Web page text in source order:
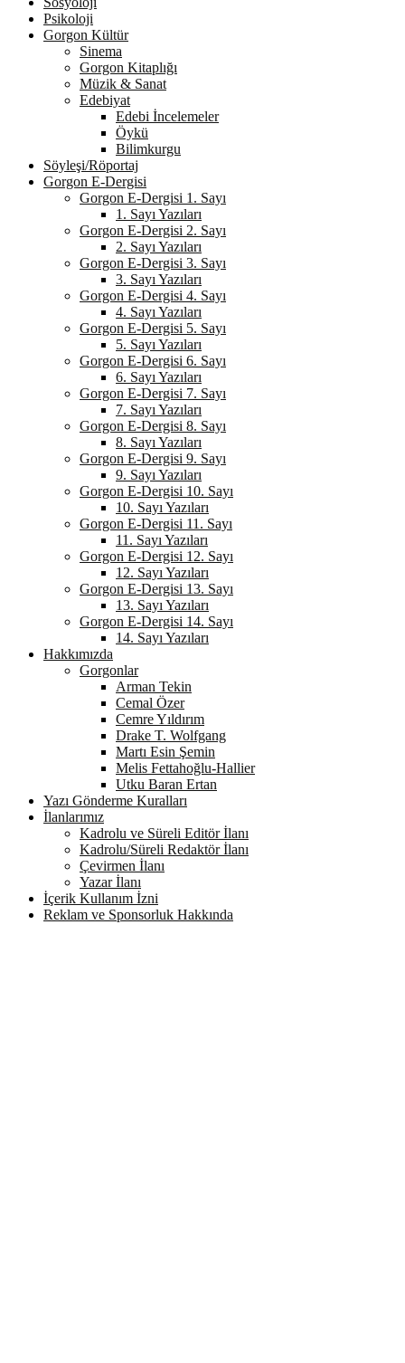
Psikoloji
Gorgon Kültür
Sinema
Gorgon Kitaplığı
Müzik & Sanat
Edebiyat
Edebi İncelemeler
Öykü
Bilimkurgu
Söyleşi/Röportaj
Gorgon E-Dergisi
Gorgon E-Dergisi 1. Sayı
1. Sayı Yazıları
Gorgon E-Dergisi 2. Sayı
2. Sayı Yazıları
Gorgon E-Dergisi 3. Sayı
3. Sayı Yazıları
Gorgon E-Dergisi 4. Sayı
4. Sayı Yazıları
Gorgon E-Dergisi 5. Sayı
5. Sayı Yazıları
Gorgon E-Dergisi 6. Sayı
6. Sayı Yazıları
Gorgon E-Dergisi 7. Sayı
7. Sayı Yazıları
Gorgon E-Dergisi 8. Sayı
8. Sayı Yazıları
Gorgon E-Dergisi 9. Sayı
9. Sayı Yazıları
Gorgon E-Dergisi 10. Sayı
10. Sayı Yazıları
Gorgon E-Dergisi 11. Sayı
11. Sayı Yazıları
Gorgon E-Dergisi 12. Sayı
12. Sayı Yazıları
Gorgon E-Dergisi 13. Sayı
13. Sayı Yazıları
Gorgon E-Dergisi 14. Sayı
14. Sayı Yazıları
Hakkımızda
Gorgonlar
Arman Tekin
Cemal Özer
Cemre Yıldırım
Drake T. Wolfgang
Martı Esin Şemin
Melis Fettahoğlu-Hallier
Utku Baran Ertan
Yazı Gönderme Kuralları
İlanlarımız
Kadrolu ve Süreli Editör İlanı
Kadrolu/Süreli Redaktör İlanı
Çevirmen İlanı
Yazar İlanı
İçerik Kullanım İzni
Reklam ve Sponsorluk Hakkında